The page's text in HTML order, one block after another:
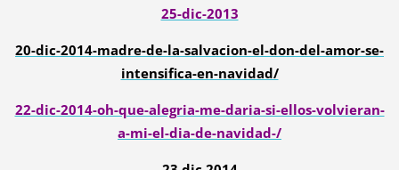
25-dic-2013
20-dic-2014-madre-de-la-salvacion-el-don-del-amor-se-
intensifica-en-navidad/
22-dic-2014-oh-que-alegria-me-daria-si-ellos-volvieran-
a-mi-el-dia-de-navidad-/